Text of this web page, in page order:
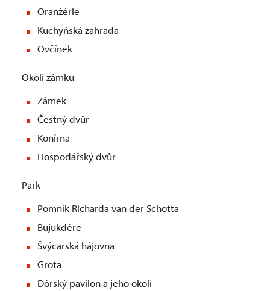
Oranžérie
Kuchyňská zahrada
Ovčínek
Okolí zámku
Zámek
Čestný dvůr
Konírna
Hospodářský dvůr
Park
Pomník Richarda van der Schotta
Bujukdére
Švýcarská hájovna
Grota
Dórský pavilon a jeho okolí